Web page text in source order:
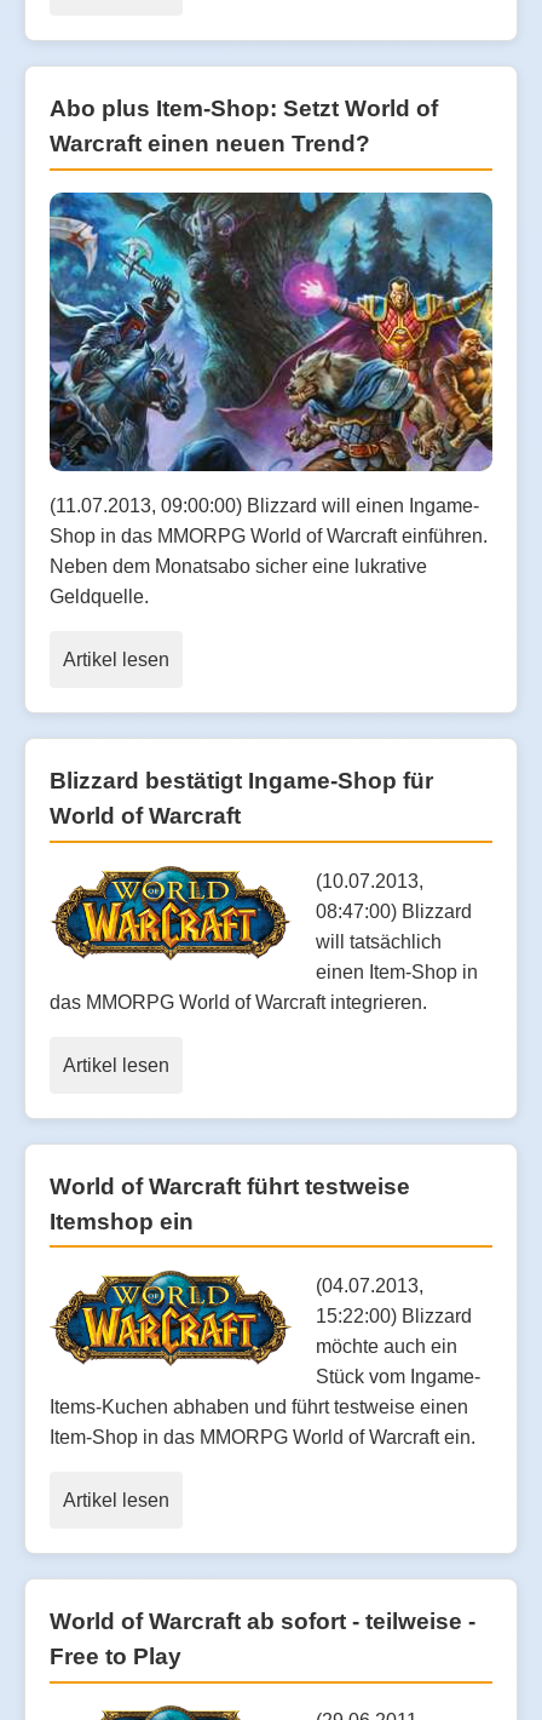
Abo plus Item-Shop: Setzt World of
Warcraft einen neuen Trend?
(11.07.2013, 09:00:00) Blizzard will einen Ingame-
Shop in das MMORPG World of Warcraft einführen.
Neben dem Monatsabo sicher eine lukrative
Geldquelle.
Artikel lesen
Blizzard bestätigt Ingame-Shop für
World of Warcraft
(10.07.2013,
08:47:00) Blizzard
will tatsächlich
einen Item-Shop in
das MMORPG World of Warcraft integrieren.
Artikel lesen
World of Warcraft führt testweise
Itemshop ein
(04.07.2013,
15:22:00) Blizzard
möchte auch ein
Stück vom Ingame-
Items-Kuchen abhaben und führt testweise einen
Item-Shop in das MMORPG World of Warcraft ein.
Artikel lesen
World of Warcraft ab sofort - teilweise -
Free to Play